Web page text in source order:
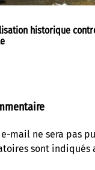
historique
mail ne sera pas
sont indiqués